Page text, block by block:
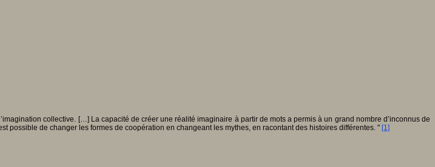
collective. […] La capacité de créer une réalité imaginaire à partir de mots a permis à un grand nombre d’inconnus de
de changer les formes de coopération en changeant les mythes, en racontant des histoires différentes. " [1]